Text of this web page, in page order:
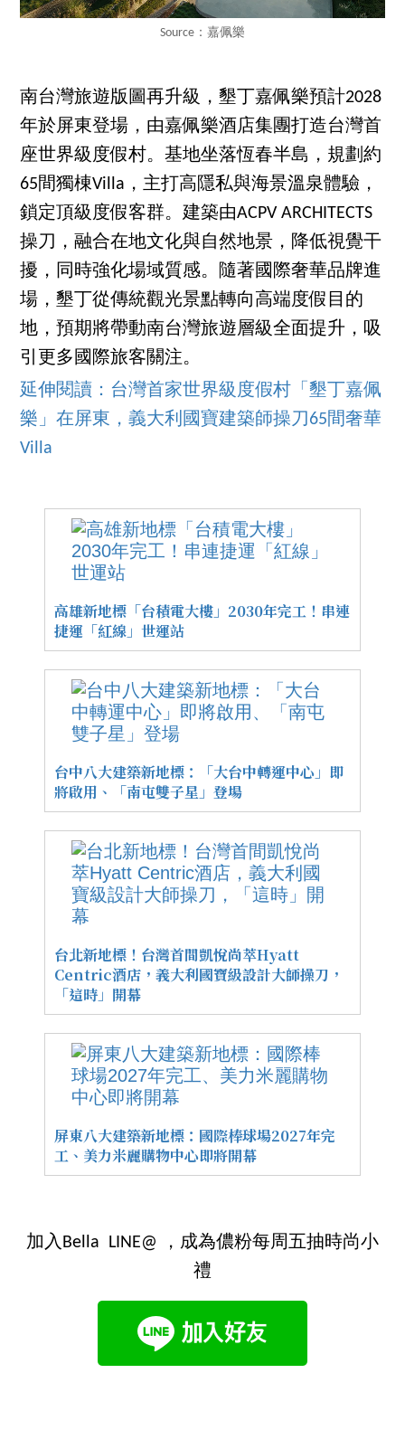
Source：嘉佩樂
南台灣旅遊版圖再升級，墾丁嘉佩樂預計2028
年於屏東登場，由嘉佩樂酒店集團打造台灣首
座世界級度假村。基地坐落恆春半島，規劃約
65間獨棟Villa，主打高隱私與海景溫泉體驗，
鎖定頂級度假客群。建築由ACPV ARCHITECTS
操刀，融合在地文化與自然地景，降低視覺干
擾，同時強化場域質感。隨著國際奢華品牌進
場，墾丁從傳統觀光景點轉向高端度假目的
地，預期將帶動南台灣旅遊層級全面提升，吸
引更多國際旅客關注。
延伸閱讀：台灣首家世界級度假村「墾丁嘉佩
樂」在屏東，義大利國寶建築師操刀65間奢華
Villa
高雄新地標「台積電大樓」2030年完工！串連
捷運「紅線」世運站
台中八大建築新地標：「大台中轉運中心」即
將啟用、「南屯雙子星」登場
台北新地標！台灣首間凱悅尚萃Hyatt
Centric酒店，義大利國寶級設計大師操刀，
「這時」開幕
屏東八大建築新地標：國際棒球場2027年完
工、美力米麗購物中心即將開幕
加入Bella LINE@ ，成為儂粉每周五抽時尚小
禮